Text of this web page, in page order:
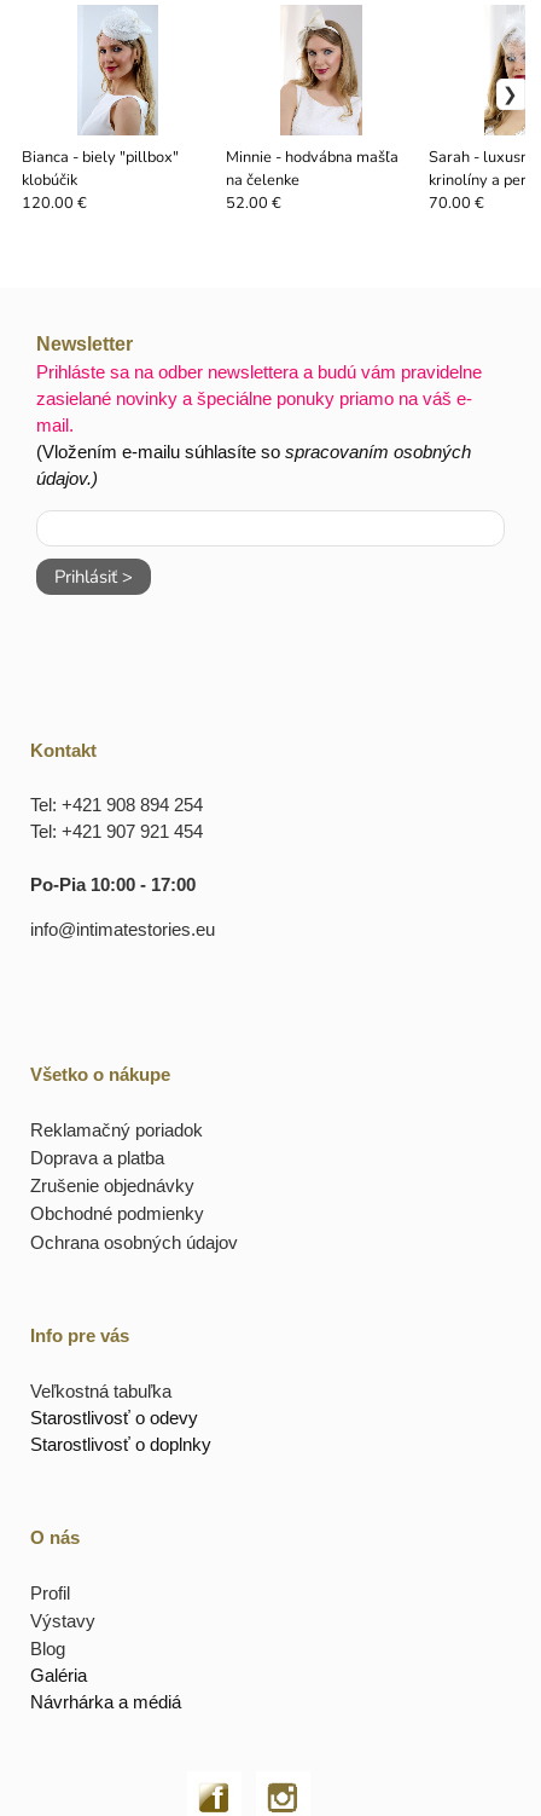
Bianca - biely "pillbox"
klobúčik
120.00 €
Minnie - hodvábna mašľa
na čelenke
52.00 €
Sarah -
krinolíny a peria
70.00 €
Newsletter
Prihláste sa na odber newslettera a budú vám pravidelne
zasielané novinky a špeciálne ponuky priamo na váš e-
mail.
(Vložením e-mailu súhlasíte sospracovaním osobných
údajov.)
Prihlásiť >
Kontakt
Tel: +421 908 894 254
Tel: +421 907 921 454
Po-Pia 10:00 - 17:00
info@intimatestories.eu
Všetko o nákupe
Reklamačný poriadok
Doprava a platba
Zrušenie objednávky
Obchodné podmienky
Ochrana osobných údajov
Info pre vás
Veľkostná tabuľka
Starostlivosť o odevy
Starostlivosť o doplnky
O nás
Profil
Výstavy
Blog
Galéria
Návrhárka a médiá